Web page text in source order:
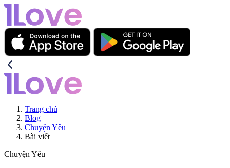
Trang chủ
Blog
Chuyện Yêu
Bài viết
Chuyện Yêu